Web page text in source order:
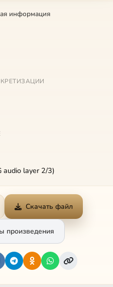
информация
audio layer 2/3)
Скачать файл
произведения